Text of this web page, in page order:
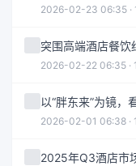
2026-02-23 06:35 ·
突围高端酒店餐饮
2026-02-22 06:35 ·
以“胖东来”为镜，
2026-02-01 06:38 ·
2025年Q3酒店市